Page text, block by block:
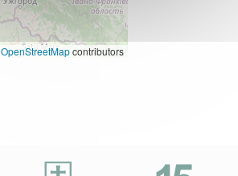
OpenStreetMapcontributors